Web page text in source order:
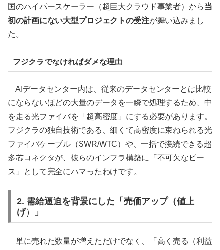
国のハイパースケーラー（超巨大クラウド事業者）から当
初の計画にない大型プロジェクトの受注が舞い込みまし
た。
フジクラでなければダメな理由
AIデータセンター内は、従来のデータセンターとは比較
にならないほどの大量のデータを一瞬で処理するため、中
を走る光ファイバを「超高密度」にする必要があります。
フジクラの独自技術である、細くて高密度に束ねられる光
ファイバケーブル（SWR/WTC）や、一括で接続できる超
多芯コネクタが、彼らのインフラ構築に「不可欠なピー
ス」として完全にハマったわけです。
2. 需給逼迫を背景にした「売価アップ（値上
げ）」
単に売れた数量が増えただけでなく、「高く売る（利益